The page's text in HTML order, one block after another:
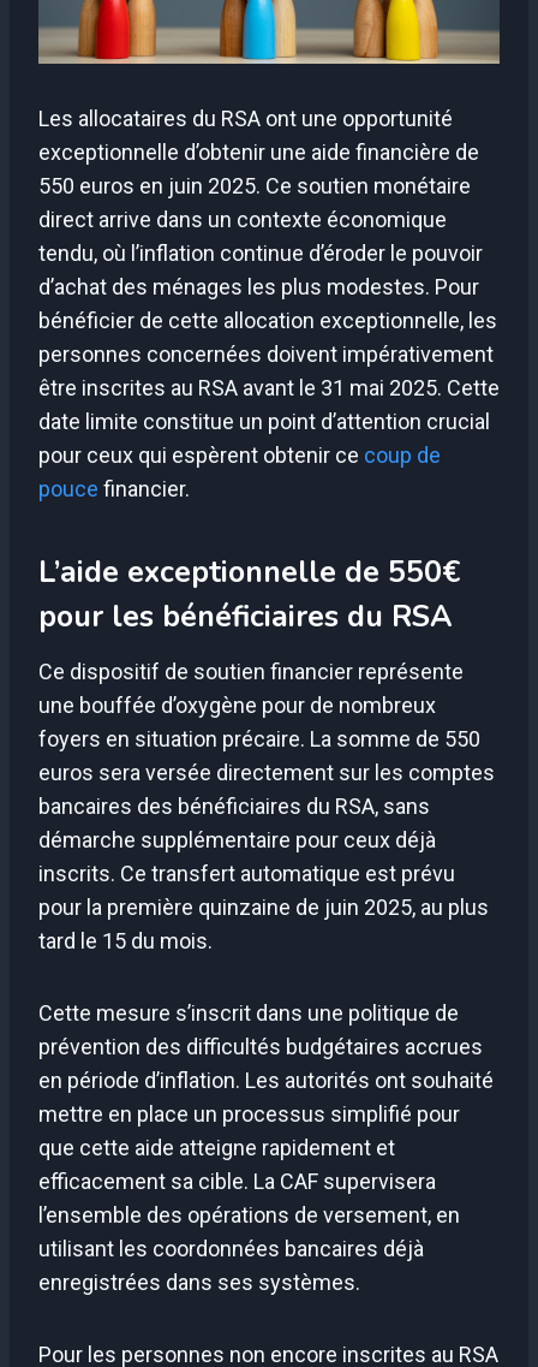
Les allocataires du RSA ont une opportunité
exceptionnelle d’obtenir une aide financière de
550 euros en juin 2025. Ce soutien monétaire
direct arrive dans un contexte économique
tendu, où l’inflation continue d’éroder le pouvoir
d’achat des ménages les plus modestes. Pour
bénéficier de cette allocation exceptionnelle, les
personnes concernées doivent impérativement
être inscrites au RSA avant le 31 mai 2025. Cette
date limite constitue un point d’attention crucial
pour ceux qui espèrent obtenir ce coup de
pouce financier.
L’aide exceptionnelle de 550€
pour les bénéficiaires du RSA
Ce dispositif de soutien financier représente
une bouffée d’oxygène pour de nombreux
foyers en situation précaire. La somme de 550
euros sera versée directement sur les comptes
bancaires des bénéficiaires du RSA, sans
démarche supplémentaire pour ceux déjà
inscrits. Ce transfert automatique est prévu
pour la première quinzaine de juin 2025, au plus
tard le 15 du mois.
Cette mesure s’inscrit dans une politique de
prévention des difficultés budgétaires accrues
en période d’inflation. Les autorités ont souhaité
mettre en place un processus simplifié pour
que cette aide atteigne rapidement et
efficacement sa cible. La CAF supervisera
l’ensemble des opérations de versement, en
utilisant les coordonnées bancaires déjà
enregistrées dans ses systèmes.
Pour les personnes non encore inscrites au RSA